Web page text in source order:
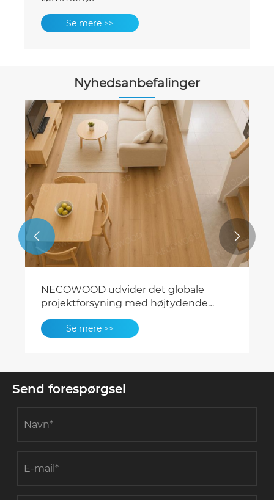
Se mere >>
Nyhedsanbefalinger
NECOWOOD udvider det globale
projektforsyning med højtydende
SPC-, LVT- og WPC-gulvløsninger
Se mere >>
 
Send forespørgsel